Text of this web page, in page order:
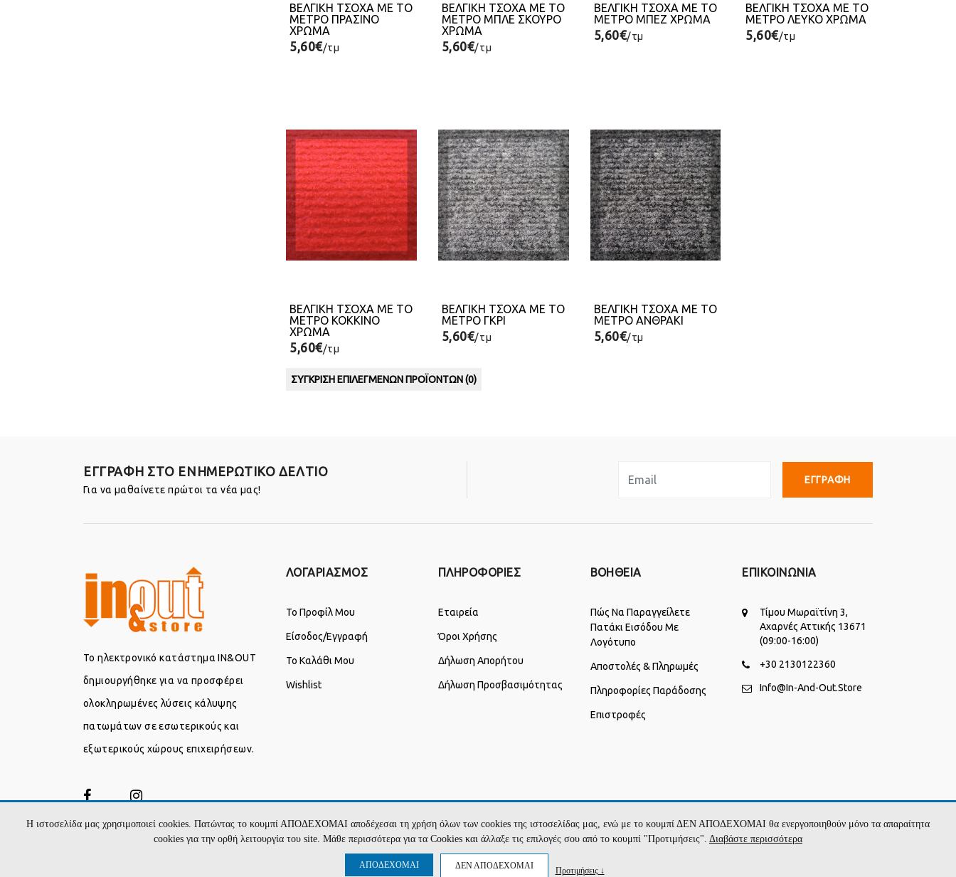
ΒΕΛΓΙΚΗ ΤΣΟΧΑ ΜΕ ΤΟ
ΜΕΤΡΟ ΠΡΑΣΙΝΟ
ΧΡΩΜΑ
5,60€/τμ
ΒΕΛΓΙΚΗ ΤΣΟΧΑ ΜΕ ΤΟ
ΜΕΤΡΟ ΜΠΛΕ ΣΚΟΥΡΟ
ΧΡΩΜΑ
5,60€/τμ
ΒΕΛΓΙΚΗ ΤΣΟΧΑ ΜΕ ΤΟ
ΜΕΤΡΟ ΜΠΕΖ ΧΡΩΜΑ
5,60€/τμ
ΒΕΛΓΙΚΗ ΤΣΟΧΑ ΜΕ ΤΟ
ΜΕΤΡΟ ΛΕΥΚΟ ΧΡΩΜΑ
5,60€/τμ
ΒΕΛΓΙΚΗ ΤΣΟΧΑ ΜΕ ΤΟ
ΜΕΤΡΟ ΚΟΚΚΙΝΟ
ΧΡΩΜΑ
5,60€/τμ
ΒΕΛΓΙΚΗ ΤΣΟΧΑ ΜΕ ΤΟ
ΜΕΤΡΟ ΓΚΡΙ
5,60€/τμ
ΒΕΛΓΙΚΗ ΤΣΟΧΑ ΜΕ ΤΟ
ΜΕΤΡΟ ΑΝΘΡΑΚΙ
5,60€/τμ
ΣΎΓΚΡΙΣΗ ΕΠΙΛΕΓΜΈΝΩΝ ΠΡΟΪΌΝΤΩΝ (0)
ΕΓΓΡΑΦΗ ΣΤΟ ΕΝΗΜΕΡΩΤΙΚΟ ΔΕΛΤΙΟ
Για να μαθαίνετε πρώτοι τα νέα μας!
ΕΓΓΡΑΦΗ
Το ηλεκτρονικό κατάστημα IN&OUT
δημιουργήθηκε για να προσφέρει
ολοκληρωμένες λύσεις κάλυψης
πατωμάτων σε εσωτερικούς και
εξωτερικούς χώρους επιχειρήσεων.
ΛΟΓΑΡΙΑΣΜΟΣ
Το Προφίλ Μου
Είσοδος/Εγγραφή
Το Καλάθι Μου
Wishlist
ΠΛΗΡΟΦΟΡΙΕΣ
Εταιρεία
Όροι Χρήσης
Δήλωση Απορήτου
Δήλωση Προσβασιμότητας
ΒΟΗΘΕΙΑ
Πώς Να Παραγγείλετε
Πατάκι Εισόδου Με
Λογότυπο
Αποστολές & Πληρωμές
Πληροφορίες Παράδοσης
Επιστροφές
ΕΠΙΚΟΙΝΩΝΙΑ
Τίμου Μωραϊτίνη 3,
Αχαρνές Αττικής 13671
(09:00-16:00)
+30 2130122360
Info@in-And-Out.store
Η ιστοσελίδα μας χρησιμοποιεί cookies. Πατώντας το κουμπί ΑΠΟΔΕΧΟΜΑΙ αποδέχεσαι τη χρήση όλων των cookies της ιστοσελίδας μας, ενώ με το κουμπί ΔΕΝ ΑΠΟΔΕΧΟΜΑΙ θα ενεργοποιηθούν μόνο τα απαραίτητα
cookies για την ορθή λειτουργία του site. Μάθε περισσότερα για τα Cookies και άλλαξε τις επιλογές σου από το κουμπί "Προτιμήσεις". Διαβάστε περισσότερα
ΑΠΟΔΕΧΟΜΑΙ ΔΕΝ ΑΠΟΔΕΧΟΜΑΙ Προτιμήσεις ↓